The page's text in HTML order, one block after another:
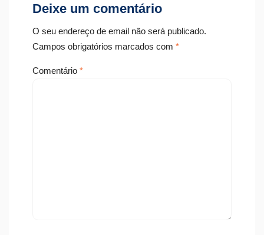
Deixe um comentário
O seu endereço de email não será publicado.
Campos obrigatórios marcados com *
Comentário *